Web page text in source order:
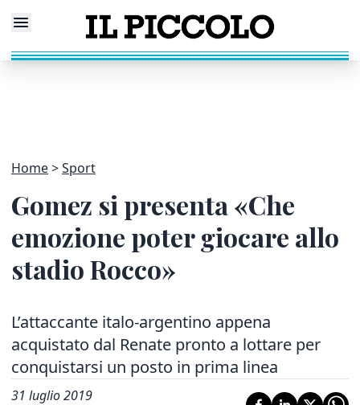
Home Sport
Gomez si presenta «Che
emozione poter giocare allo
stadio Rocco»
L’attaccante italo-argentino appena
acquistato dal Renate pronto a lottare per
conquistarsi un posto in prima linea
31 luglio 2019